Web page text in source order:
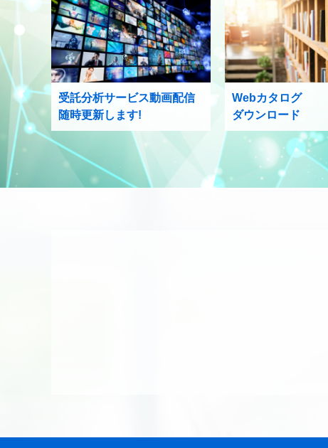
受託分析サービス動画配信
随時更新します!
Webカタログ
ダウンロード